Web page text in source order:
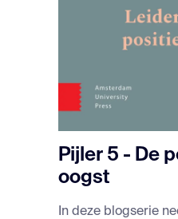
Pijler 5 - De
oogst
In deze blogserie